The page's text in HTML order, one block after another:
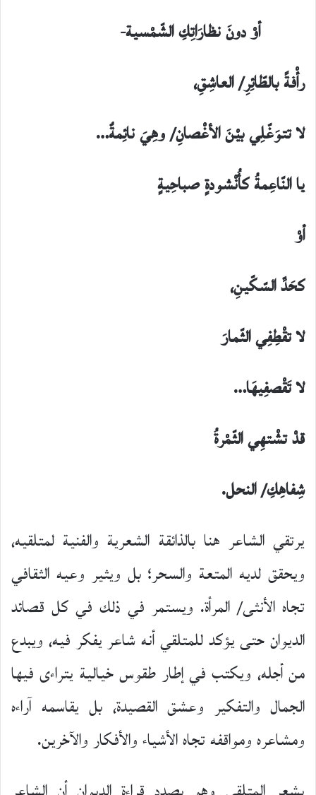
أوْ دونَ نظارَاتِكِ الشّمْسية-
رأْفةً بالطّائِرِ/ العاشِقِ،
لا تتوَغّلِي بيْنَ الأغْصانِ/ وهِيَ نائِمةٌ…
يا النّاعِمةُ كأُنْشودةٍ صباحِيةٍ
أوْ
كحَدِّ السّكّينِ،
لا تقْطِفِي الثّمارَ
لا تَقْصفِيهَا…
قدْ تشْتهِي الثّمْرةُ
شِفاهِكِ/ النحل.
يرتقي الشاعر هنا بالذائقة الشعرية والفنية لمتلقيه،
ويحقق لديه المتعة والسحر؛ بل ويثير وعيه الثقافي
تجاه الأنثى/ المرأة. ويستمر في ذلك في كل قصائد
الديوان حتى يؤكد للمتلقي أنه شاعر يفكر فيه، ويبدع
من أجله، ويكتب في إطار طقوس خيالية يتراءى فيها
الجمال والتفكير وعشق القصيدة، بل يقاسمه آراءه
ومشاعره ومواقفه تجاه الأشياء والأفكار والآخرين.